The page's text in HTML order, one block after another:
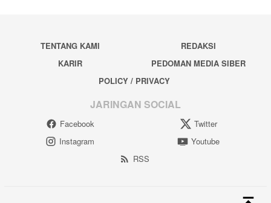
TENTANG KAMI
REDAKSI
KARIR
PEDOMAN MEDIA SIBER
POLICY / PRIVACY
JARINGAN SOCIAL
Facebook
Twitter
Instagram
Youtube
RSS